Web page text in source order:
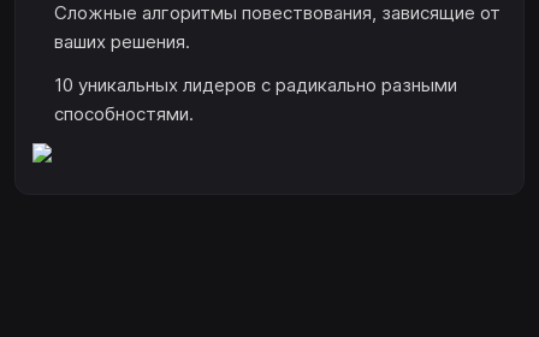
Сложные алгоритмы повествования, зависящие от
ваших решения.
10 уникальных лидеров с радикально разными
способностями.